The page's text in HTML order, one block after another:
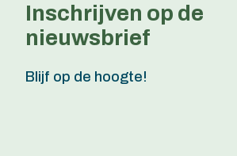
Inschrijven op de
nieuwsbrief
Blijf op de hoogte!